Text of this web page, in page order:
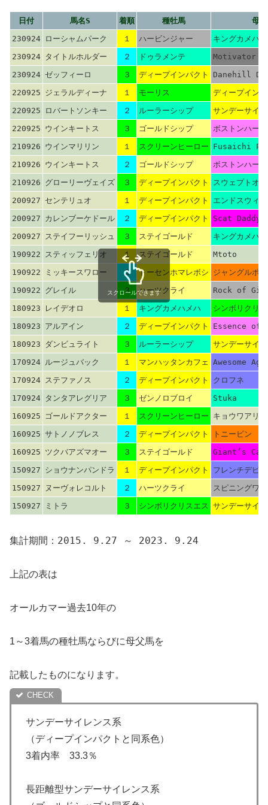
日付 馬名S 着順 種牡馬
母
230924 ローシャムパーク １ ハービンジャー
キングカメハ
230924 タイトルホルダー ２ ドゥラメンテ
Motivator
230924 ゼッフィーロ ３ ディープインパクト
Danehill
220925 ジェラルディーナ １ モーリス
ディープイン
220925
ロバートソンキー ２ ルーラーシップ
サンデーサイ
220925 ウインキートス ３ ゴールドシップ
ボストンハー
210926 ウインマリリン １ スクリーンヒーロー Fusaichi
210926 ウインキートス ２ ゴールドシップ
ボストンハー
210926 グローリーヴェイズ ３ ディープインパクト
スウェプトオ
200927 センテリュオ １ ディープインパクト
エンドスウィ
200927 カレンブーケドール ２ ディープインパクト
Scat Daddy
200927 ステイフーリッシュ ３ ステイゴールド
キングカメハ
190922 スティッフェリオ １ ステイゴールド
Mtoto
190922
ミッキースワロー ２ トーセンホマレボシ ジャングルポ
190922 グレイル ３ ハーツクライ
Rock of
180923
レイデオロ １ キングカメハメハ
シンボリクリ
180923 アルアイン ２ ディープインパクト
Essence of
180923 ダンビュライト ３ ルーラーシップ
サンデーサイ
170924 ルージュバック １ マンハッタンカフェ Awesome
170924 ステファノス ２ ディープインパクト
クロフネ
170924 タンタアレグリア ３ ゼンノロブロイ
Stuka
160925 ゴールドアクター １ スクリーンヒーロー キョウワアリ
160925 サトノノブレス ２ ディープインパクト
トニービン
160925 ツクバアズマオー ３ ステイゴールド
Giant’s
150927 ショウナンパンドラ １ ディープインパクト
フレンチデピ
150927
ヌーヴォレコルト ２ ハーツクライ
スピニングワ
150927
ミトラ ３ シンボリクリスエス サンデーサイ
スクロールできます
集計期間：2015. 9.27 ～ 2023. 9.24
上記の表は
オールカマー過去10年の
1～3着馬の種牡馬ならびに母父馬を
記載したものになります。
サンデーサイレンス系
（ディープインパクトと同系色）
3着内率 33.3％
長距離型サンデーサイレンス系